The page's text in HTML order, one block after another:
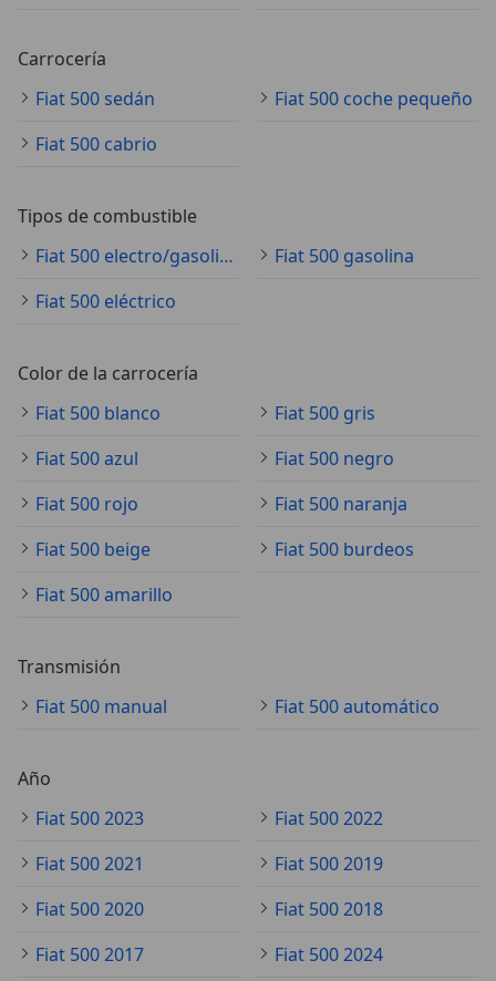
Carrocería
Fiat 500 sedán
Fiat 500 coche pequeño
Fiat 500 cabrio
Tipos de combustible
Fiat 500 electro/gasolina
Fiat 500 gasolina
Fiat 500 eléctrico
Color de la carrocería
Fiat 500 blanco
Fiat 500 gris
Fiat 500 azul
Fiat 500 negro
Fiat 500 rojo
Fiat 500 naranja
Fiat 500 beige
Fiat 500 burdeos
Fiat 500 amarillo
Transmisión
Fiat 500 manual
Fiat 500 automático
Año
Fiat 500 2023
Fiat 500 2022
Fiat 500 2021
Fiat 500 2019
Fiat 500 2020
Fiat 500 2018
Fiat 500 2017
Fiat 500 2024